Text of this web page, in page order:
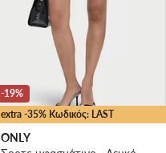
extra -35% Κωδικός: LAST
-19%
ONLY